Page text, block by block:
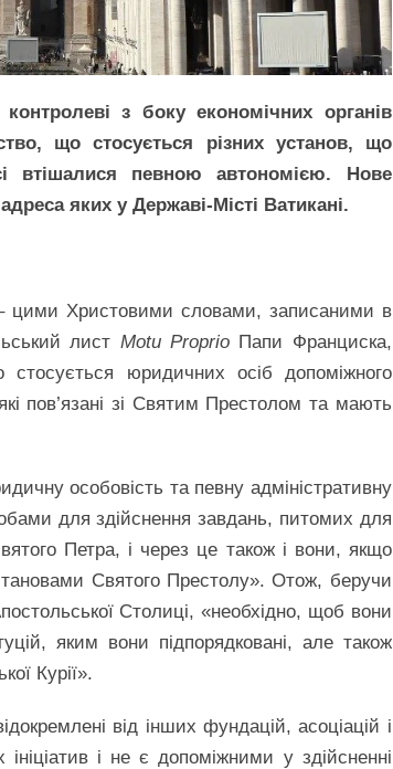
з боку економічних органів
що стосується різних установ, що
втішалися певною автономією. Нове
яких у Державі-Місті Ватикані.
цими Христовими словами, записаними в
лист Motu Proprio Папи Франциска,
юридичних осіб допоміжного
пов’язані зі Святим Престолом та мають
особовість та певну адміністративну
для здійснення завдань, питомих для
Петра, і через це також і вони, якщо
Святого Престолу». Отож, беручи
Столиці, «необхідно, щоб вони
яким вони підпорядковані, але також
Курії».
від інших фундацій, асоціацій і
і не є допоміжними у здійсненні